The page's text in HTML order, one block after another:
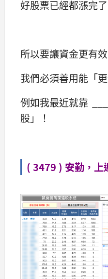
好股票已經都漲完了
所以要讓資金更有
我們必須善用能「
例如我最近就靠
股」！
( 3479 ) 安勤，上